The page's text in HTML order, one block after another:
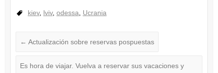
kiev, lviv, odessa, Ucrania
← Actualización sobre reservas pospuestas
Es hora de viajar. Vuelva a reservar sus vacaciones y